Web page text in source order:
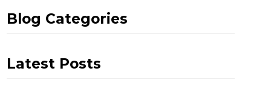
Blog Categories
Latest Posts